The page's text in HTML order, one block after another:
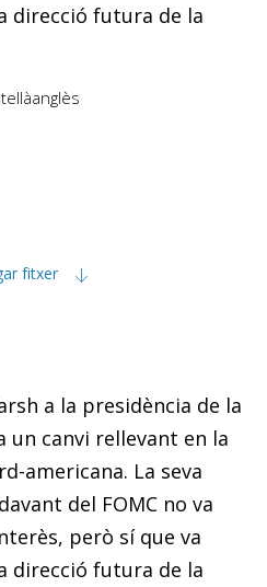
direcció futura de la
anglès
fitxer
a la presidència de la
un canvi rellevant en la
americana. La seva
del FOMC no va
però sí que va
direcció futura de la